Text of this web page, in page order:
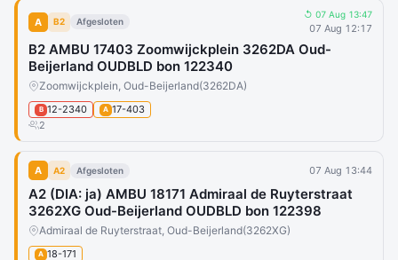
A B2 Afgesloten
↺ 07 Aug 13:47
07 Aug 12:17
B2 AMBU 17403 Zoomwijckplein 3262DA Oud-
Beijerland OUDBLD bon 122340
Zoomwijckplein, Oud-Beijerland(3262DA)
B 12-2340 A 17-403
2
A A2 Afgesloten 07 Aug 13:44
A2 (DIA: ja) AMBU 18171 Admiraal de Ruyterstraat
3262XG Oud-Beijerland OUDBLD bon 122398
Admiraal de Ruyterstraat, Oud-Beijerland(3262XG)
A 18-171